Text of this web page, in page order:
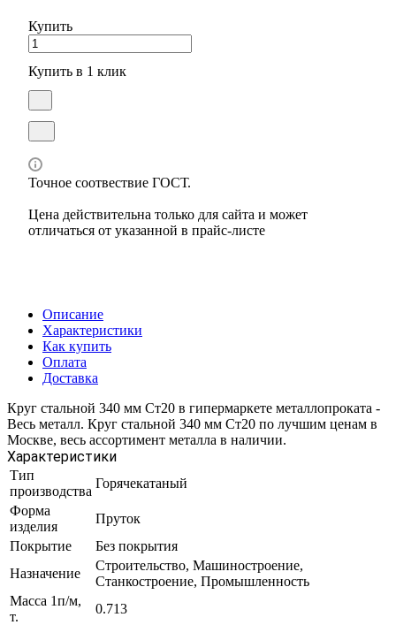
Купить
Купить в 1 клик
Точное соотвествие ГОСТ.
Цена действительна только для сайта и может
отличаться от указанной в прайс-листе
Описание
Характеристики
Как купить
Оплата
Доставка
Круг стальной 340 мм Ст20 в гипермаркете металлопроката -
Весь металл. Круг стальной 340 мм Ст20 по лучшим ценам в
Москве, весь ассортимент металла в наличии.
Характеристики
Тип
производства
Горячекатаный
Форма
изделия
Пруток
Покрытие
Без покрытия
Назначение
Строительство, Машиностроение,
Станкостроение, Промышленность
Масса 1п/м,
т.
0.713